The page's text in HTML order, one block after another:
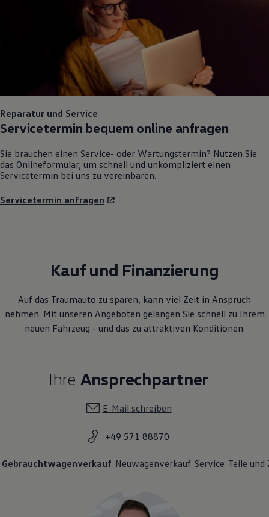
Reparatur und Service
Servicetermin bequem online anfragen
Sie brauchen einen Service- oder Wartungstermin? Nutzen Sie
das Onlineformular, um schnell und unkompliziert einen
Servicetermin bei uns zu vereinbaren.
Servicetermin anfragen
Kauf und Finanzierung
Auf das Traumauto zu sparen, kann viel Zeit in Anspruch
nehmen. Mit unseren Angeboten gelangen Sie schnell zu Ihrem
neuen Fahrzeug - und das zu attraktiven Konditionen.
Ihre Ansprechpartner
E-Mail schreiben
+49 571 88870
Gebrauchtwagenverkauf Neuwagenverkauf Service Teile und